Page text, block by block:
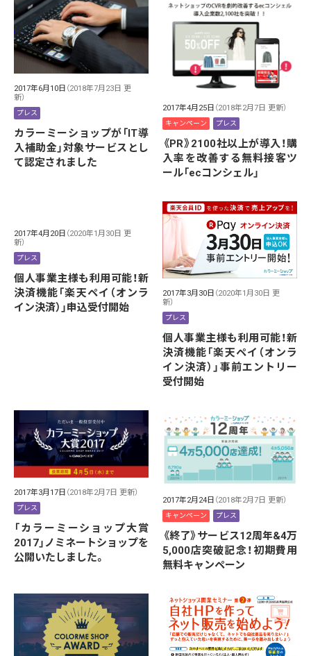
2017年6月10日 （2018年7月23日 更
新）
プレス
カラーミーショップが「IT導
入補助金」対象サービスとし
て認定されました
2017年4月25日 （2018年2月7日 更新）
キャンペーン プレス
《PR》2100社以上が導入！購
入率を改善する無料接客ツ
ール「ecコンシェル」
2017年4月20日 （2020年1月30日 更
新）
プレス
個人事業主様も利用可能！新
決済機能「楽天ペイ（オンラ
イン決済）」申込受付開始
2017年3月30日 （2020年1月30日 更
新）
プレス
個人事業主様も利用可能！新
決済機能「楽天ペイ（オンラ
イン決済）」事前エントリー
受付開始
2017年3月17日 （2018年2月7日 更新）
プレス
「カラーミーショップ大賞
2017」ノミネートショップを
公開いたしました。
2017年2月24日 （2018年2月7日 更新）
キャンペーン プレス
《終了》サービス12周年&4万
5,000店突破記念！初期費用
無料キャンペーン